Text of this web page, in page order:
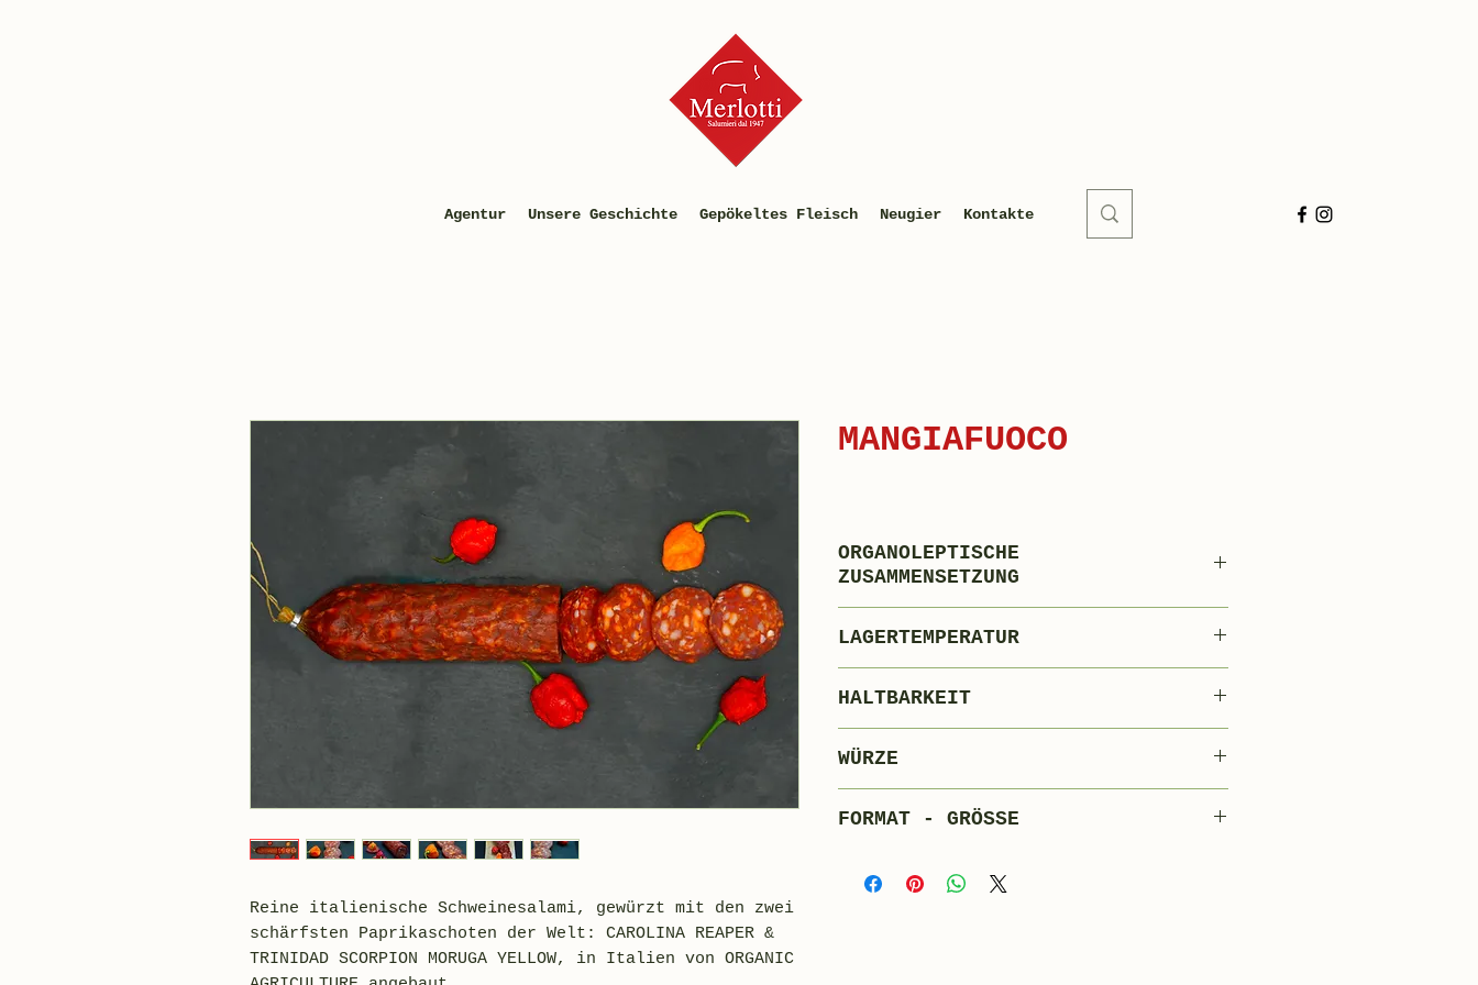
Agentur Unsere Geschichte Gepökeltes Fleisch Neugier Kontakte
Reine italienische Schweinesalami, gewürzt mit den zwei
schärfsten Paprikaschoten der Welt: CAROLINA REAPER &
TRINIDAD SCORPION MORUGA YELLOW, in Italien von ORGANIC
MANGIAFUOCO
ORGANOLEPTISCHE
ZUSAMMENSETZUNG
Lebensmittelverarbeitungshilfs
LAGERTEMPERATUR
HALTBARKEIT
120 Tage
WÜRZE
FORMAT - GRÖSSE
0,8 kg/Stück - 4 Stück x Karton